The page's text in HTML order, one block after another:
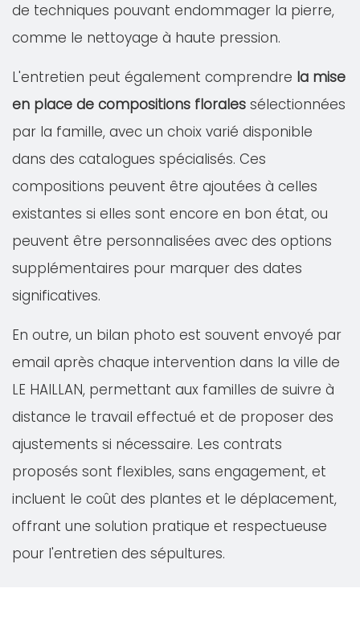
de techniques pouvant endommager la pierre,
comme le nettoyage à haute pression.
L'entretien peut également comprendre la mise
en place de compositions florales sélectionnées
par la famille, avec un choix varié disponible
dans des catalogues spécialisés. Ces
compositions peuvent être ajoutées à celles
existantes si elles sont encore en bon état, ou
peuvent être personnalisées avec des options
supplémentaires pour marquer des dates
significatives.
En outre, un bilan photo est souvent envoyé par
email après chaque intervention dans la ville de
LE HAILLAN, permettant aux familles de suivre à
distance le travail effectué et de proposer des
ajustements si nécessaire. Les contrats
proposés sont flexibles, sans engagement, et
incluent le coût des plantes et le déplacement,
offrant une solution pratique et respectueuse
pour l'entretien des sépultures.